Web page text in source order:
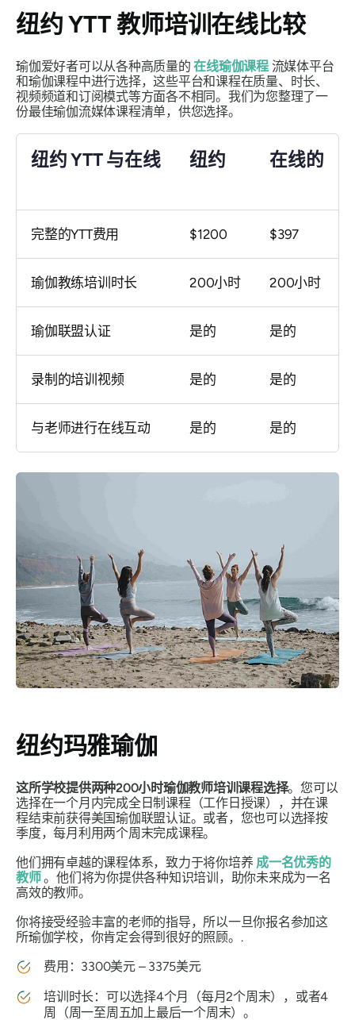
纽约 YTT 教师培训在线比较
瑜伽爱好者可以从各种高质量的在线瑜伽课程流媒体平台
和瑜伽课程中进行选择，这些平台和课程在质量、时长、
视频频道和订阅模式等方面各不相同。我们为您整理了一
份最佳瑜伽流媒体课程清单，供您选择。
纽约 YTT 与在线 纽约 在线的
完整的YTT费用 $1200 $397
瑜伽教练培训时长 200小时 200小时
瑜伽联盟认证 是的 是的
录制的培训视频 是的 是的
与老师进行在线互动 是的 是的
纽约玛雅瑜伽
这所学校提供两种200小时瑜伽教师培训课程选择。您可以
选择在一个月内完成全日制课程（工作日授课），并在课
程结束前获得美国瑜伽联盟认证。或者，您也可以选择按
季度，每月利用两个周末完成课程。
他们拥有卓越的课程体系，致力于将你培养 成一名优秀的
教师。他们将为你提供各种知识培训，助你未来成为一名
高效的教师。
你将接受经验丰富的老师的指导，所以一旦你报名参加这
所瑜伽学校，你肯定会得到很好的照顾。.
费用：3300美元 – 3375美元
培训时长：可以选择4个月（每月2个周末），或者4
周（周一至周五加上最后一个周末）。